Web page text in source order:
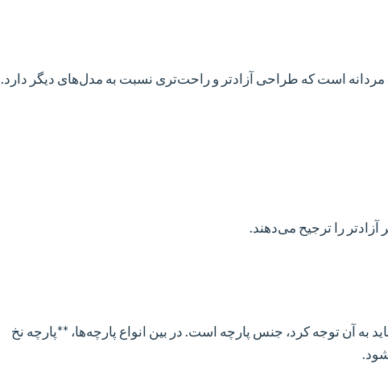
است که طراحی آزادتر و راحت‌تری نسبت به مدل‌های دیگر دارد.
را ترجیح می‌دهند.
به آن توجه کرد، جنس پارچه است. در بین انواع پارچه‌ها، **پارچه نخ